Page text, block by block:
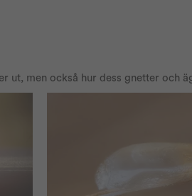
ut, men också hur dess gnetter och